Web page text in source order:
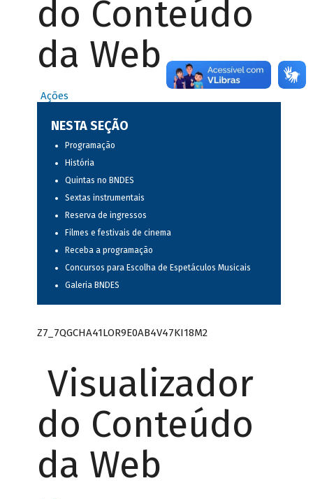
do Conteúdo
da Web
Ações
NESTA SEÇÃO
Programação
História
Quintas no BNDES
Sextas instrumentais
Reserva de ingressos
Filmes e festivais de cinema
Receba a programação
Concursos para Escolha de Espetáculos Musicais
Galeria BNDES
Z7_7QGCHA41LOR9E0AB4V47KI18M2
Visualizador
do Conteúdo
da Web